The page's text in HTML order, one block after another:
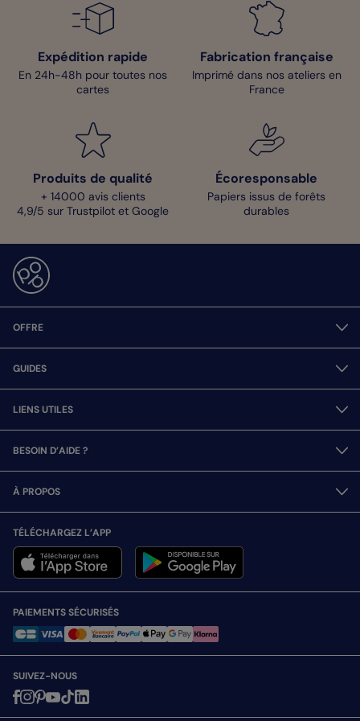
Expédition rapide
En 24h-48h pour toutes nos
cartes
Fabrication française
Imprimé dans nos ateliers en
France
Produits de qualité
+ 14000 avis clients
4,9/5 sur Trustpilot et Google
Écoresponsable
Papiers issus de forêts
durables
OFFRE
GUIDES
LIENS UTILES
BESOIN D’AIDE ?
À PROPOS
TÉLÉCHARGEZ L’APP
PAIEMENTS SÉCURISÉS
SUIVEZ-NOUS